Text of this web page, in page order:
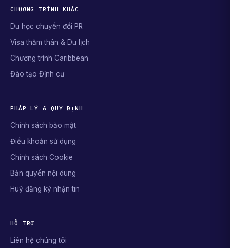
CHƯƠNG TRÌNH KHÁC
Du học chuyển đổi PR
Visa thăm thân & Du lịch
Chương trình Caribbean
Đào tạo Định cư
PHÁP LÝ & QUY ĐỊNH
Chính sách bảo mật
Điều khoản sử dụng
Chính sách Cookie
Bản quyền nội dung
Huỷ đăng ký nhận tin
HỖ TRỢ
Liên hệ chúng tôi